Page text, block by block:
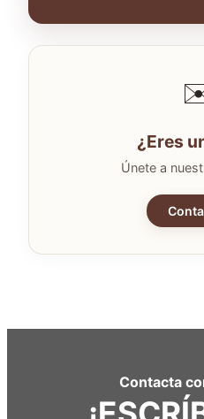
¿Eres
Únete a
Contacta